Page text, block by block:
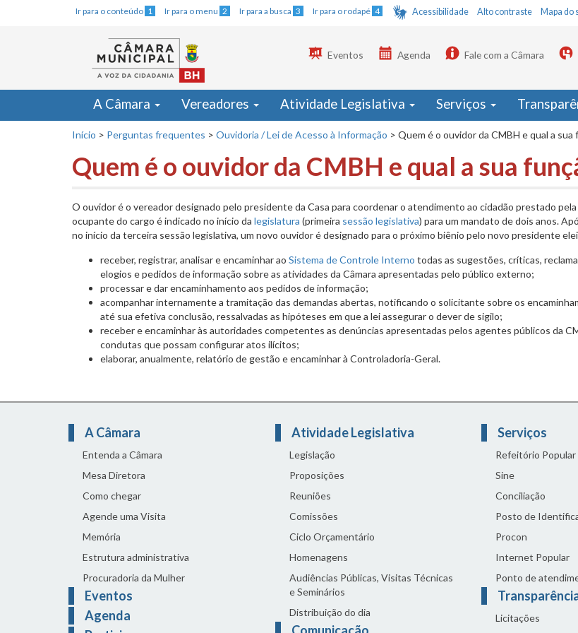
Ir para o conteúdo 1 Ir para o menu 2 Ir para a busca 3 Ir para o rodapé 4 Acessibilidade Alto contraste Mapa do
Eventos Agenda Fale com a Câmara
A Câmara Vereadores Atividade Legislativa Serviços
Início > Perguntas frequentes > Ouvidoria / Lei de Acesso à Informação > Quem é o ouvidor da CMBH e qual a sua
Quem é o ouvidor da CMBH e qual a sua
O ouvidor é o vereador designado pelo presidente da Casa para coordenar o atendimento ao cidadão prestado pela
ocupante do cargo é indicado no início da legislatura (primeira sessão legislativa) para um mandato de dois anos.
no início da terceira sessão legislativa, um novo ouvidor é designado para o próximo biênio pelo novo presidente
receber, registrar, analisar e encaminhar ao Sistema de Controle Interno todas as sugestões, críticas,
elogios e pedidos de informação sobre as atividades da Câmara apresentadas pelo público externo;
processar e dar encaminhamento aos pedidos de informação;
acompanhar internamente a tramitação das demandas abertas, notificando o solicitante sobre os
até sua efetiva conclusão, ressalvadas as hipóteses em que a lei assegurar o dever de sigilo;
receber e encaminhar às autoridades competentes as denúncias apresentadas pelos agentes públicos da
condutas que possam configurar atos ilícitos;
elaborar, anualmente, relatório de gestão e encaminhar à Controladoria-Geral.
A Câmara
Entenda a Câmara
Mesa Diretora
Como chegar
Agende uma Visita
Memória
Estrutura administrativa
Procuradoria da Mulher
Eventos
Agenda
Atividade Legislativa
Legislação
Proposições
Reuniões
Comissões
Ciclo Orçamentário
Homenagens
Audiências Públicas, Visitas Técnicas
e Seminários
Distribuição do dia
Serviços
Refeitório Popular
Sine
Conciliação
Posto de
Procon
Internet Popular
Ponto de
Licitações